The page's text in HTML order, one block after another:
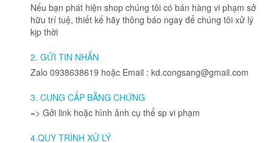
Nếu bạn phát hiện shop chúng tôi có bán hàng vi phạm sở
hữu trí tuệ, thiết kế hãy thông báo ngay để chúng tôi xử lý
kịp thời
2. GỬI TIN NHẮN
Zalo 0938638619 hoặc Email : kd.congsang@gmail.com
3. CUNG CẤP BẰNG CHỨNG
=> Gởi link hoặc hình ảnh cụ thể sp vi phạm
4.QUY TRÌNH XỬ LÝ